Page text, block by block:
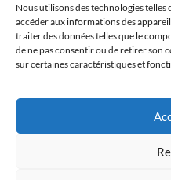
Nous utilisons des technologies
accéder aux informations des
traiter des données telles que le
de ne pas consentir ou de retirer son
sur certaines caractéristiques et
Politique
N° de siret :
www.miki-cours-